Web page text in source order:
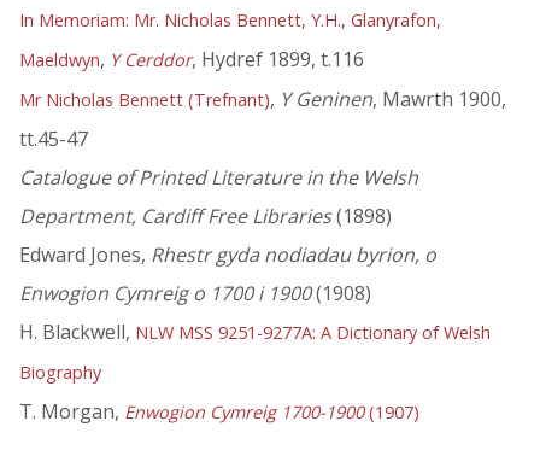
In Memoriam: Mr. Nicholas Bennett, Y.H., Glanyrafon,
Maeldwyn, Y Cerddor, Hydref 1899, t.116
Mr Nicholas Bennett (Trefnant), Y Geninen, Mawrth 1900,
tt.45-47
Catalogue of Printed Literature in the Welsh
Department, Cardiff Free Libraries(1898)
Edward Jones, Rhestr gyda nodiadau byrion, o
Enwogion Cymreig o 1700 i 1900(1908)
H. Blackwell, NLW MSS 9251-9277A: A Dictionary of Welsh
Biography
T. Morgan, Enwogion Cymreig 1700-1900(1907)